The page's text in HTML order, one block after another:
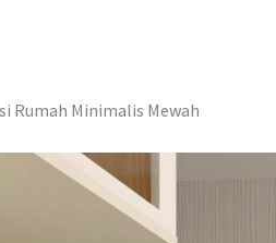
Rumah Minimalis Mewah